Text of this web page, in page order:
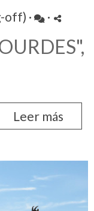
off) · ·
Leer más